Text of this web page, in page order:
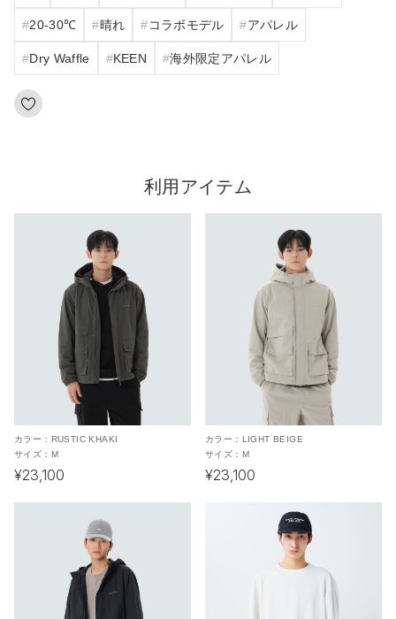
20‐30℃ 晴れ コラボモデル アパレル
Dry Waffle KEEN 海外限定アパレル
利用アイテム
カラー： RUSTIC KHAKI
サイズ： M
¥23,100
カラー： LIGHT BEIGE
サイズ： M
¥23,100